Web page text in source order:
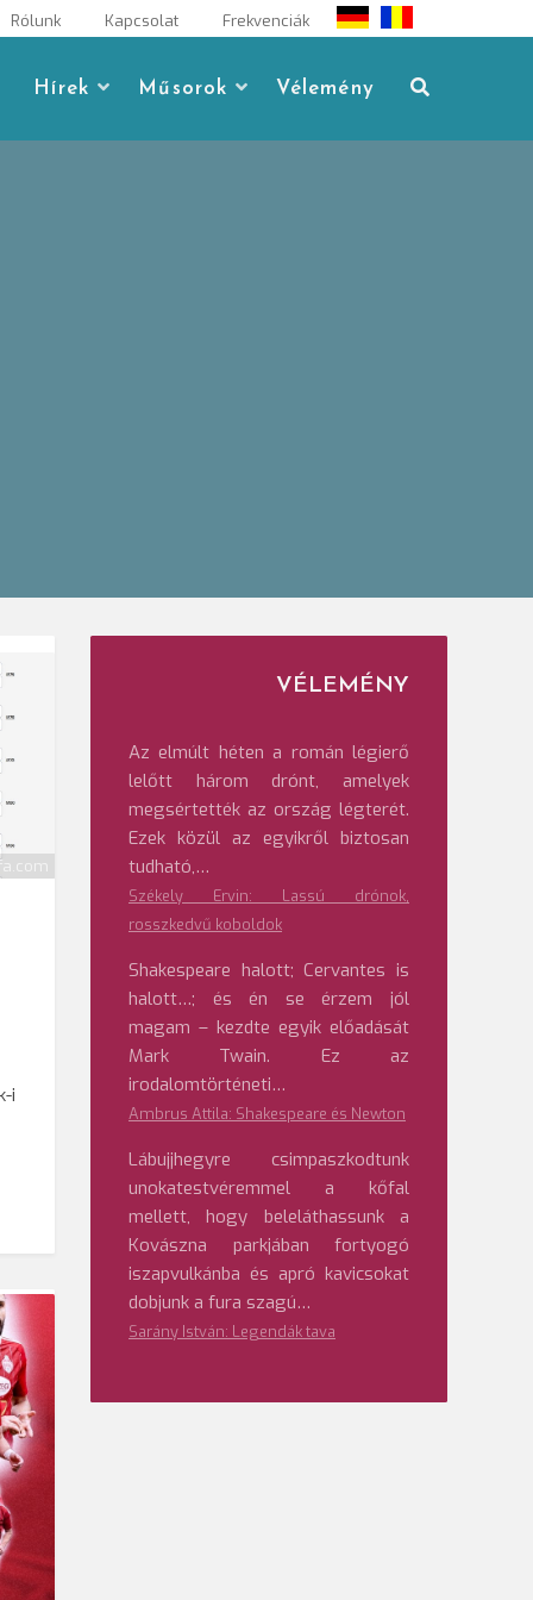
Rólunk Kapcsolat Frekvenciák
Hírek Műsorok Vélemény
i
VÉLEMÉNY
Az elmúlt héten a román légierő
lelőtt három drónt, amelyek
megsértették az ország légterét.
Ezek közül az egyikről biztosan
tudható,…
Székely Ervin: Lassú drónok,
rosszkedvű koboldok
Shakespeare halott; Cervantes is
halott…; és én se érzem jól
magam – kezdte egyik előadását
Mark Twain. Ez az
irodalomtörténeti…
Ambrus Attila: Shakespeare és Newton
Lábujjhegyre csimpaszkodtunk
unokatestvéremmel a kőfal
mellett, hogy beleláthassunk a
Kovászna parkjában fortyogó
iszapvulkánba és apró kavicsokat
dobjunk a fura szagú…
Sarány István: Legendák tava